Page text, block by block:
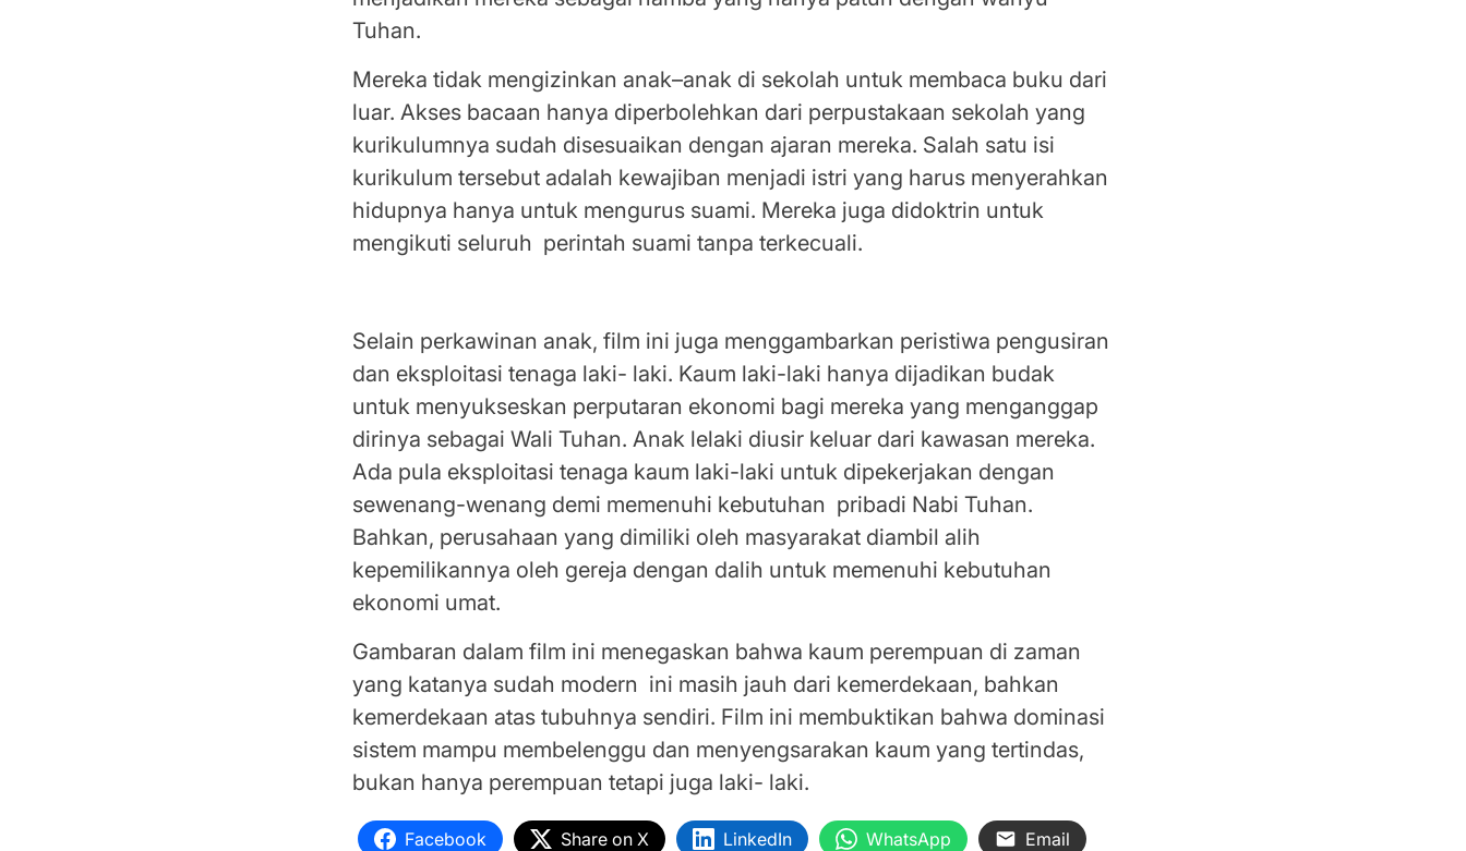
Tuhan.
Mereka tidak mengizinkan anak–anak di sekolah untuk membaca buku dari
luar. Akses bacaan hanya diperbolehkan dari perpustakaan sekolah yang
kurikulumnya sudah disesuaikan dengan ajaran mereka. Salah satu isi
kurikulum tersebut adalah kewajiban menjadi istri yang harus menyerahkan
hidupnya hanya untuk mengurus suami. Mereka juga didoktrin untuk
mengikuti seluruh perintah suami tanpa terkecuali.
Selain perkawinan anak, film ini juga menggambarkan peristiwa pengusiran
dan eksploitasi tenaga laki- laki. Kaum laki-laki hanya dijadikan budak
untuk menyukseskan perputaran ekonomi bagi mereka yang menganggap
dirinya sebagai Wali Tuhan. Anak lelaki diusir keluar dari kawasan mereka.
Ada pula eksploitasi tenaga kaum laki-laki untuk dipekerjakan dengan
sewenang-wenang demi memenuhi kebutuhan pribadi Nabi Tuhan.
Bahkan, perusahaan yang dimiliki oleh masyarakat diambil alih
kepemilikannya oleh gereja dengan dalih untuk memenuhi kebutuhan
ekonomi umat.
Gambaran dalam film ini menegaskan bahwa kaum perempuan di zaman
yang katanya sudah modern ini masih jauh dari kemerdekaan, bahkan
kemerdekaan atas tubuhnya sendiri. Film ini membuktikan bahwa dominasi
sistem mampu membelenggu dan menyengsarakan kaum yang tertindas,
bukan hanya perempuan tetapi juga laki- laki.
Facebook Share on X LinkedIn WhatsApp Email